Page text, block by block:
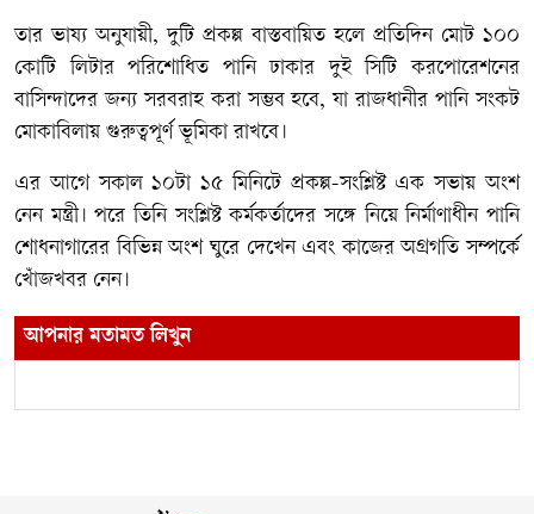
তার ভাষ্য অনুযায়ী, দুটি প্রকল্প বাস্তবায়িত হলে প্রতিদিন মোট ১০০
কোটি লিটার পরিশোধিত পানি ঢাকার দুই সিটি করপোরেশনের
বাসিন্দাদের জন্য সরবরাহ করা সম্ভব হবে, যা রাজধানীর পানি সংকট
মোকাবিলায় গুরুত্বপূর্ণ ভূমিকা রাখবে।
এর আগে সকাল ১০টা ১৫ মিনিটে প্রকল্প-সংশ্লিষ্ট এক সভায় অংশ
নেন মন্ত্রী। পরে তিনি সংশ্লিষ্ট কর্মকর্তাদের সঙ্গে নিয়ে নির্মাণাধীন পানি
শোধনাগারের বিভিন্ন অংশ ঘুরে দেখেন এবং কাজের অগ্রগতি সম্পর্কে
খোঁজখবর নেন।
আপনার মতামত লিখুন